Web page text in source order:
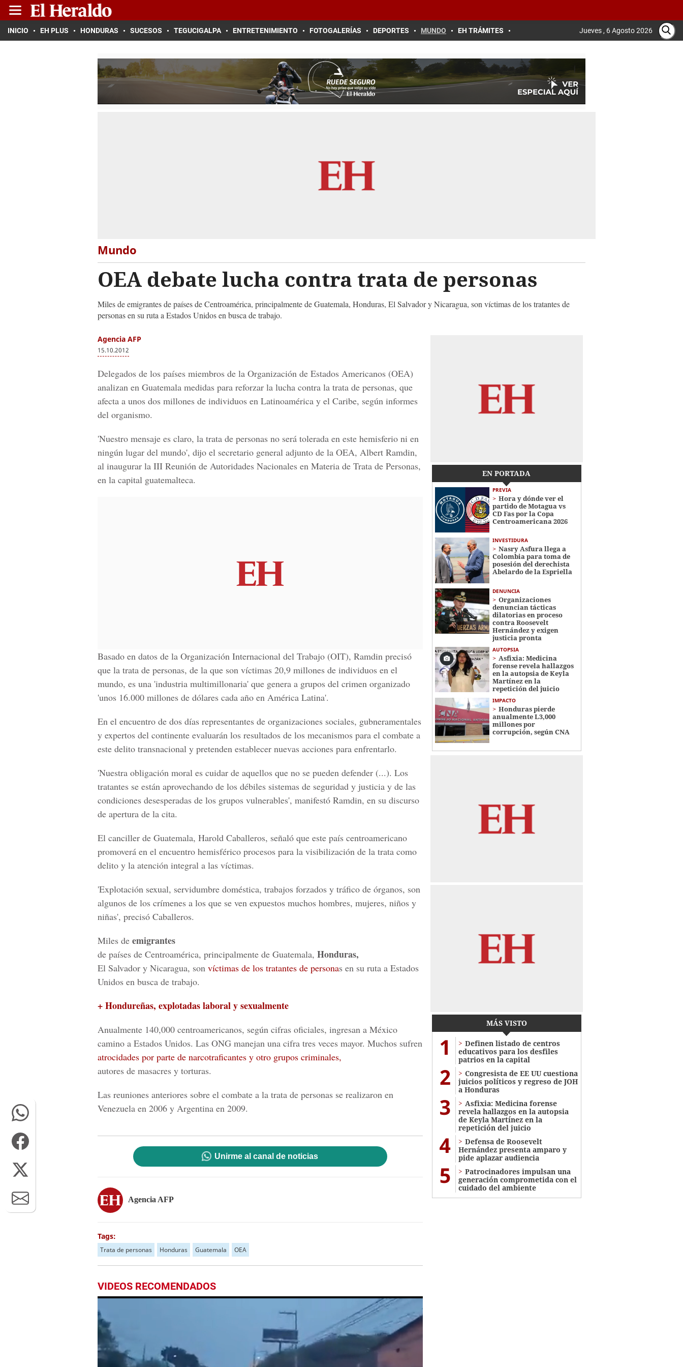
INICIO EH PLUS HONDURAS SUCESOS TEGUCIGALPA ENTRETENIMIENTO FOTOGALERÍAS DEPORTES MUNDO EH TRÁMITES Jueves , 6 Agosto 2026
Mundo
OEA debate lucha contra trata de personas
Miles de emigrantes de países de Centroamérica, principalmente de Guatemala, Honduras, El Salvador y Nicaragua, son víctimas de los tratantes de
personas en su ruta a Estados Unidos en busca de trabajo.
Agencia AFP
15.10.2012
Delegados de los países miembros de la Organización de Estados Americanos (OEA)
analizan en Guatemala medidas para reforzar la lucha contra la trata de personas, que
afecta a unos dos millones de individuos en Latinoamérica y el Caribe, según informes
del organismo.
'Nuestro mensaje es claro, la trata de personas no será tolerada en este hemisferio ni en
ningún lugar del mundo', dijo el secretario general adjunto de la OEA, Albert Ramdin,
al inaugurar la III Reunión de Autoridades Nacionales en Materia de Trata de Personas,
en la capital guatemalteca.
Basado en datos de la Organización Internacional del Trabajo (OIT), Ramdin precisó
que la trata de personas, de la que son víctimas 20,9 millones de individuos en el
mundo, es una 'industria multimillonaria' que genera a grupos del crimen organizado
'unos 16.000 millones de dólares cada año en América Latina'.
En el encuentro de dos días representantes de organizaciones sociales, gubneramentales
y expertos del continente evaluarán los resultados de los mecanismos para el combate a
este delito transnacional y pretenden establecer nuevas acciones para enfrentarlo.
'Nuestra obligación moral es cuidar de aquellos que no se pueden defender (...). Los
tratantes se están aprovechando de los débiles sistemas de seguridad y justicia y de las
condiciones desesperadas de los grupos vulnerables', manifestó Ramdin, en su discurso
de apertura de la cita.
El canciller de Guatemala, Harold Caballeros, señaló que este país centroamericano
promoverá en el encuentro hemisférico procesos para la visibilización de la trata como
delito y la atención integral a las víctimas.
'Explotación sexual, servidumbre doméstica, trabajos forzados y tráfico de órganos, son
algunos de los crímenes a los que se ven expuestos muchos hombres, mujeres, niños y
niñas', precisó Caballeros.
Miles de emigrantes
de países de Centroamérica, principalmente de Guatemala, Honduras,
El Salvador y Nicaragua, son víctimas de los tratantes de personas en su ruta a Estados
Unidos en busca de trabajo.
+ Hondureñas, explotadas laboral y sexualmente
Anualmente 140,000 centroamericanos, según cifras oficiales, ingresan a México
camino a Estados Unidos. Las ONG manejan una cifra tres veces mayor. Muchos sufren
atrocidades por parte de narcotraficantes y otro grupos criminales,
autores de masacres y torturas.
Las reuniones anteriores sobre el combate a la trata de personas se realizaron en
Venezuela en 2006 y Argentina en 2009.
Unirme al canal de noticias
Agencia AFP
Tags:
Trata de personas Honduras Guatemala OEA
VIDEOS RECOMENDADOS
EN PORTADA
PREVIA
Hora y dónde ver el
partido de Motagua vs
CD Fas por la Copa
Centroamericana 2026
INVESTIDURA
Nasry Asfura llega a
Colombia para toma de
posesión del derechista
Abelardo de la Espriella
DENUNCIA
Organizaciones
denuncian tácticas
dilatorias en proceso
contra Roosevelt
Hernández y exigen
justicia pronta
AUTOPSIA
Asfixia: Medicina
forense revela hallazgos
en la autopsia de Keyla
Martínez en la
repetición del juicio
IMPACTO
Honduras pierde
anualmente L3,000
millones por
corrupción, según CNA
MÁS VISTO
1
Definen listado de centros
educativos para los desfiles
patrios en la capital
2
Congresista de EE UU cuestiona
juicios políticos y regreso de JOH
a Honduras
3
Asfixia: Medicina forense
revela hallazgos en la autopsia
de Keyla Martínez en la
repetición del juicio
4
Defensa de Roosevelt
Hernández presenta amparo y
pide aplazar audiencia
5
Patrocinadores impulsan una
generación comprometida con el
cuidado del ambiente